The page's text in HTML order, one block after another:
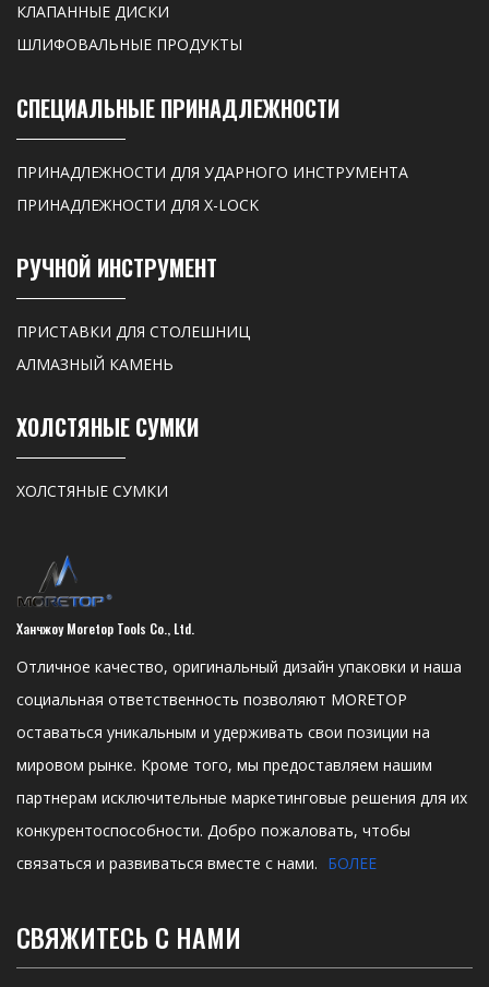
КЛАПАННЫЕ ДИСКИ
ШЛИФОВАЛЬНЫЕ ПРОДУКТЫ
СПЕЦИАЛЬНЫЕ ПРИНАДЛЕЖНОСТИ
ПРИНАДЛЕЖНОСТИ ДЛЯ УДАРНОГО ИНСТРУМЕНТА
ПРИНАДЛЕЖНОСТИ ДЛЯ X-LOCK
РУЧНОЙ ИНСТРУМЕНТ
ПРИСТАВКИ ДЛЯ СТОЛЕШНИЦ
АЛМАЗНЫЙ КАМЕНЬ
ХОЛСТЯНЫЕ СУМКИ
ХОЛСТЯНЫЕ СУМКИ
Ханчжоу Moretop Tools Co., Ltd.
Отличное качество, оригинальный дизайн упаковки и наша
социальная ответственность позволяют MORETOP
оставаться уникальным и удерживать свои позиции на
мировом рынке. Кроме того, мы предоставляем нашим
партнерам исключительные маркетинговые решения для их
конкурентоспособности. Добро пожаловать, чтобы
связаться и развиваться вместе с нами. БОЛЕЕ
СВЯЖИТЕСЬ С НАМИ